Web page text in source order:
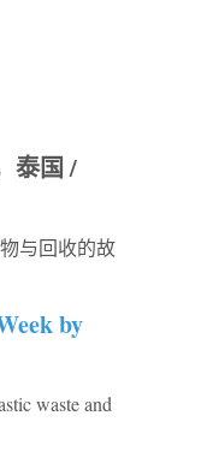
泰国 /
与回收的故
by
waste and